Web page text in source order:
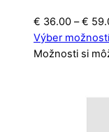
€ 36.00 – €
Výber možností
Možnosti si